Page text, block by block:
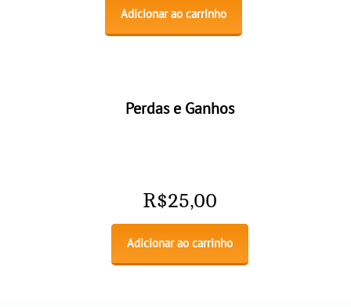
Adicionar ao carrinho
Perdas e Ganhos
R$25,00
Adicionar ao carrinho